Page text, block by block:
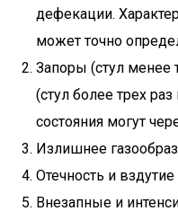
дефекации.
может точно
Запоры (стул менее
(стул более трех
состояния могут
Излишнее
Отечность и
Внезапные и